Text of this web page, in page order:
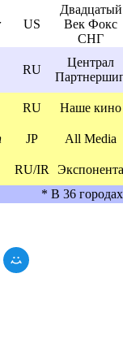
US
Двадцатый
Век Фокс
СНГ
RU
Централ
RU Наше кино
JP All Media
RU/IR
Экспонента
* В 36